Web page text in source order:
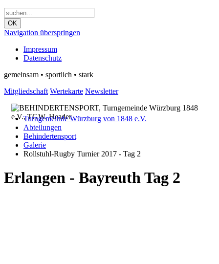
OK
Navigation überspringen
Impressum
Datenschutz
gemeinsam • sportlich • stark
Mitgliedschaft Wertekarte Newsletter
Turngemeinde Würzburg von 1848 e.V.
Abteilungen
Behindertensport
Galerie
Rollstuhl-Rugby Turnier 2017 - Tag 2
Erlangen - Bayreuth Tag 2